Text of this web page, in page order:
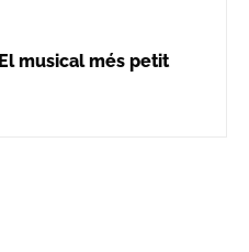
El musical més petit